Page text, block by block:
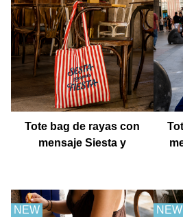
Tote bag de rayas con
mensaje Siesta y
NEW NEW